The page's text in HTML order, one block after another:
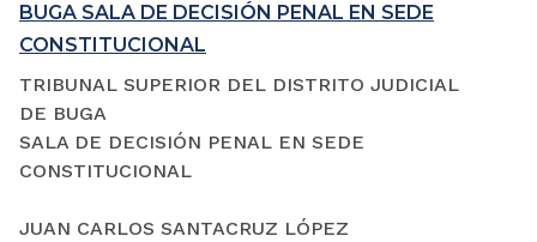
BUGA SALA DE DECISIÓN PENAL EN SEDE
CONSTITUCIONAL
TRIBUNAL SUPERIOR DEL DISTRITO JUDICIAL
DE BUGA
SALA DE DECISIÓN PENAL EN SEDE
CONSTITUCIONAL
JUAN CARLOS SANTACRUZ LÓPEZ